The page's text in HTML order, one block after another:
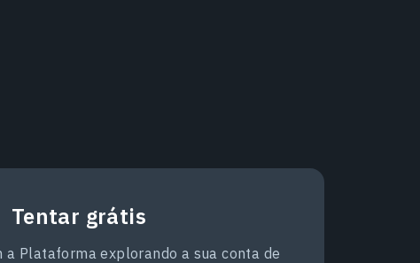
Tentar grátis
a Plataforma explorando a sua conta de